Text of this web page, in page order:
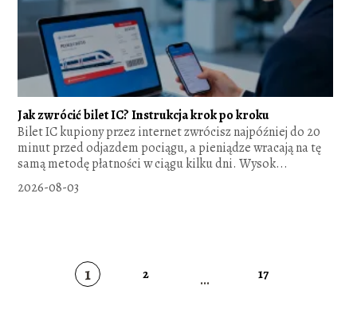
Jak zwrócić bilet IC? Instrukcja krok po kroku
Bilet IC kupiony przez internet zwrócisz najpóźniej do 20
minut przed odjazdem pociągu, a pieniądze wracają na tę
samą metodę płatności w ciągu kilku dni. Wysok...
2026-08-03
1 2 ... 17